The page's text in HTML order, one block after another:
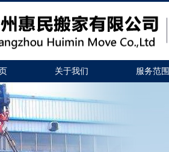
关于我们 服务范围